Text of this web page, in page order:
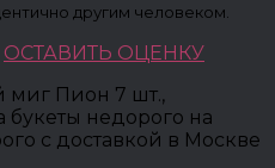
другим человеком.
ОСТАВИТЬ ОЦЕНКУ
миг Пион 7 шт.,
букеты недорого на
с доставкой в Москве